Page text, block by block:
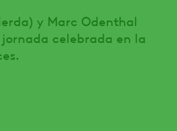
y Marc Odenthal
celebrada en la